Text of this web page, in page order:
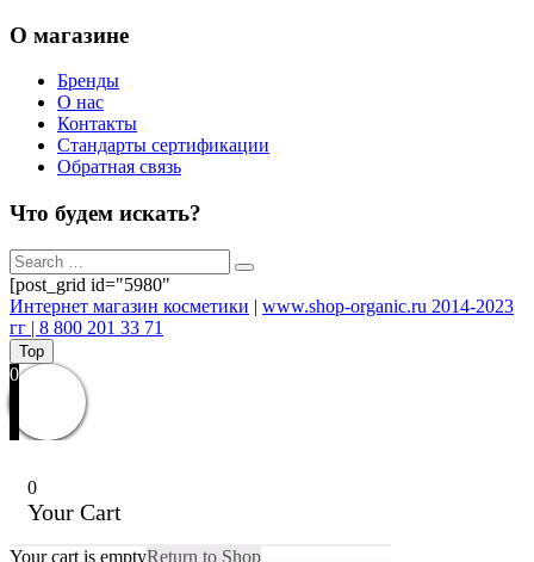
О магазине
Бренды
О нас
Контакты
Стандарты сертификации
Обратная связь
Что будем искать?
[post_grid id="5980"
Интернет магазин косметики | www.shop-organic.ru 2014-2023
гг | 8 800 201 33 71
Top
0
0
Your Cart
Your cart is emptyReturn to Shop